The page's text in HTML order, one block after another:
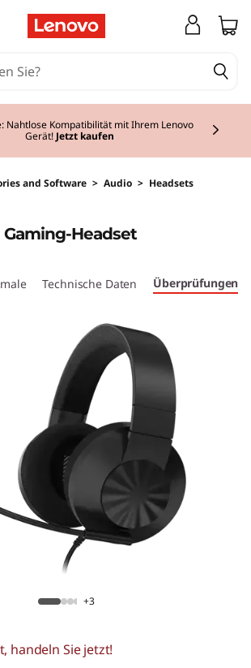
springen
Nahtlose Kompatibilität mit Ihrem Lenovo
Gerät! Jetzt kaufen
and Software > Audio > Headsets
Gaming-Headset
Technische Daten Überprüfungen
+3
handeln Sie jetzt!